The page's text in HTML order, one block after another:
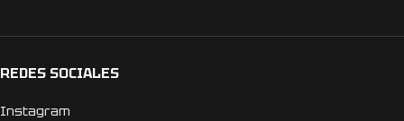
REDES SOCIALES
Instagram